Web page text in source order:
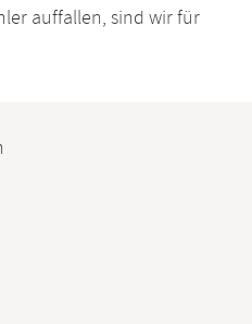
auffallen, sind wir für